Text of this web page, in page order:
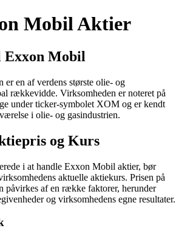
Mobil Aktier
Mobil
en af verdens største olie- og
rækkevidde. Virksomheden er noteret på
under ticker-symbolet XOM og er kendt
i olie- og gasindustrien.
og Kurs
i at handle Exxon Mobil aktier, bør
aktuelle aktiekurs. Prisen på
påvirkes af en række faktorer, herunder
og virksomhedens egne resultater.